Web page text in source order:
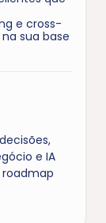
e cross-
sua base
e IA